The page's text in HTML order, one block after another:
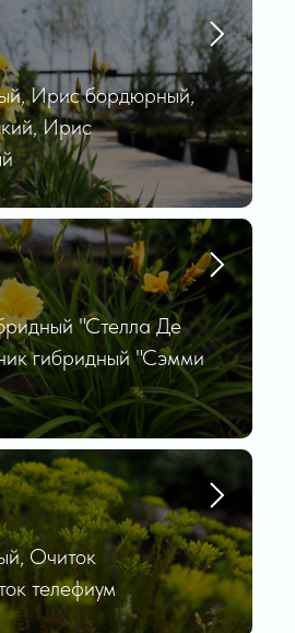
Ирис бордюрный,
Ирис
"Стелла Де
гибридный "Сэмми
Очиток
телефиум